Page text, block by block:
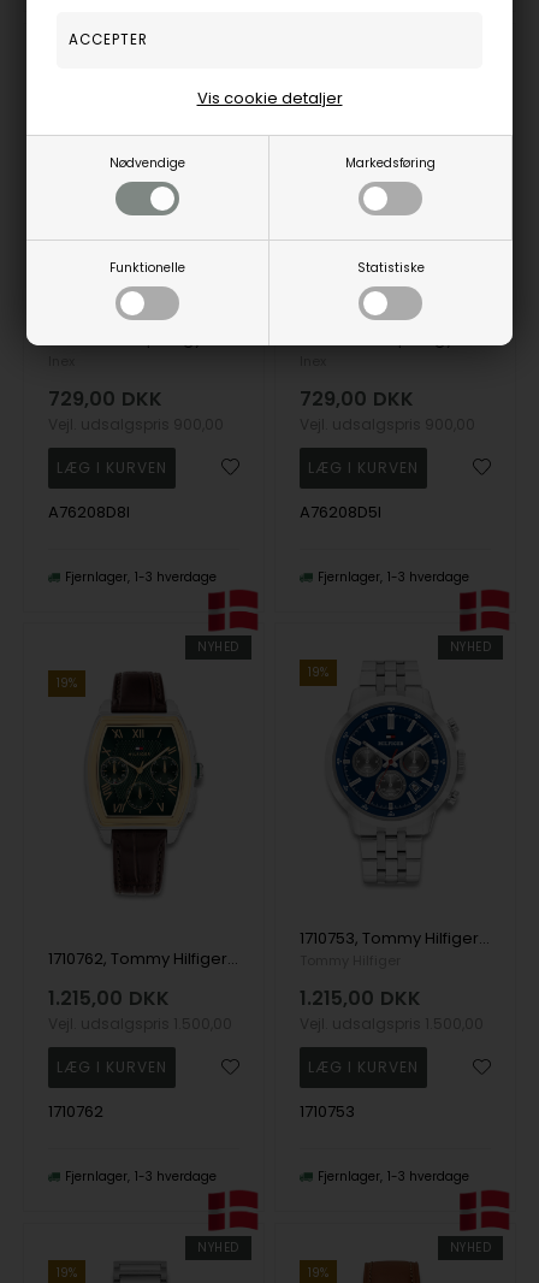
Nødvendige Markedsføring
Funktionelle Statistiske
Vis cookie detaljer
729,00 DKK
A76208D8I
Fjernlager 1-3 hverdage
729,00 DKK
A76208D5I
Fjernlager 1-3 hverdage
NYHED
19%
1710762, Tommy Hilfiger TH-Oxford Quartz Herre m/rem
1.215,00 DKK
1710762
Fjernlager 1-3 hverdage
NYHED
19%
1710753, Tommy Hilfiger Kent Quartz Herre m/lænke
1.215,00 DKK
1710753
Fjernlager 1-3 hverdage
NYHED
19%
NYHED
19%